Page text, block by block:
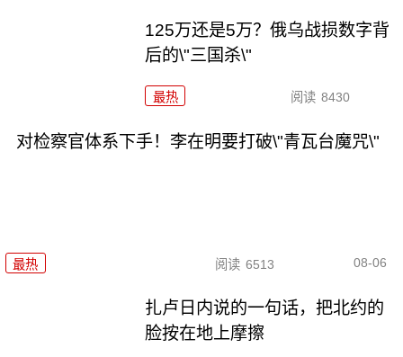
125万还是5万？俄乌战损数字背
后的\"三国杀\"
最热 阅读 8430
对检察官体系下手！李在明要打破\"青瓦台魔咒\"
最热 阅读 6513 08-06
扎卢日内说的一句话，把北约的
脸按在地上摩擦